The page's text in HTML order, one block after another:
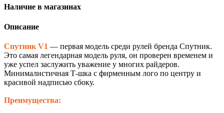
Наличие в магазинах
Описание
Спутник V1 — первая модель среди рулей бренда Спутник.
Это самая легендарная модель руля, он проверен временем и
уже успел заслужить уважение у многих райдеров.
Минималистичная Т-шка с фирменным лого по центру и
красивой надписью сбоку.
Преимущества: